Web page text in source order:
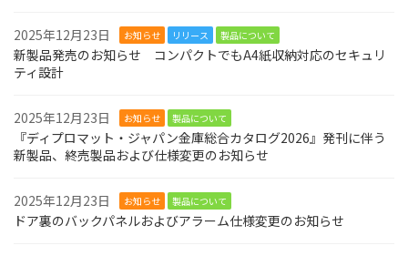
2025年12月23日 お知らせ リリース 製品について
新製品発売のお知らせ コンパクトでもA4紙収納対応のセキュリ
ティ設計
2025年12月23日 お知らせ 製品について
『ディプロマット・ジャパン金庫総合カタログ2026』発刊に伴う
新製品、終売製品および仕様変更のお知らせ
2025年12月23日 お知らせ 製品について
ドア裏のバックパネルおよびアラーム仕様変更のお知らせ